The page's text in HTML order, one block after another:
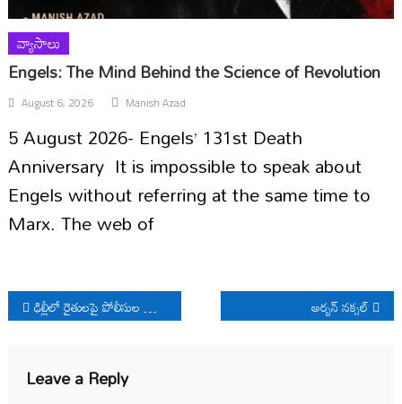
వ్యాసాలు
Engels: The Mind Behind the Science of Revolution
August 6, 2026 Manish Azad
5 August 2026- Engels’ 131st Death
Anniversary It is impossible to speak about
Engels without referring at the same time to
Marx. The web of
Post
navigation
ఢిల్లీలో రైతులపై పోలీసుల క్రూరత్వం అర్బన్ నక్సల్
Leave a Reply